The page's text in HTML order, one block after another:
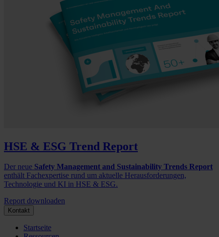
HSE & ESG Trend Report
Der neue Safety Management and Sustainability Trends Report
enthält Fachexpertise rund um aktuelle Herausforderungen,
Technologie und KI in HSE & ESG.
Report downloaden
Kontakt
Startseite